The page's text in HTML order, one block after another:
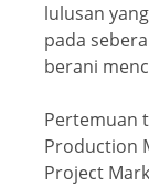
lulusan
pada
berani
Pertemuan
Production
Project